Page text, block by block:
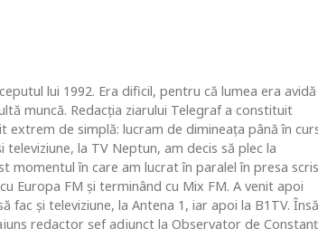
lui 1992. Era dificil, pentru că lumea era
muncă. Redacţia ziarului Telegraf a constituit
extrem de simplă: lucram de dimineaţa până în
la TV Neptun, am decis să plec la
momentul în care am lucrat în paralel în presa
Europa FM şi terminând cu Mix FM. A venit apoi
şi televiziune, la Antena 1, iar apoi la B1TV. Însă
redactor şef adjunct la Observator de